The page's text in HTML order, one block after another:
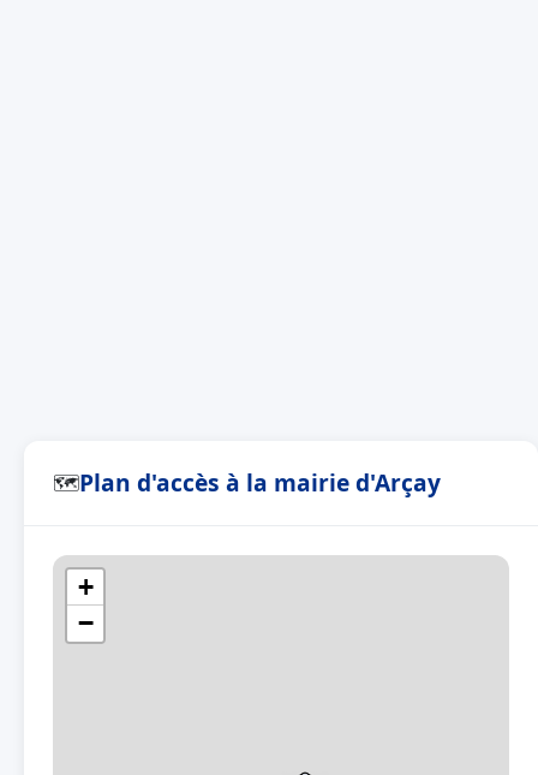
🗺Plan d'accès à la mairie d'Arçay
+
−